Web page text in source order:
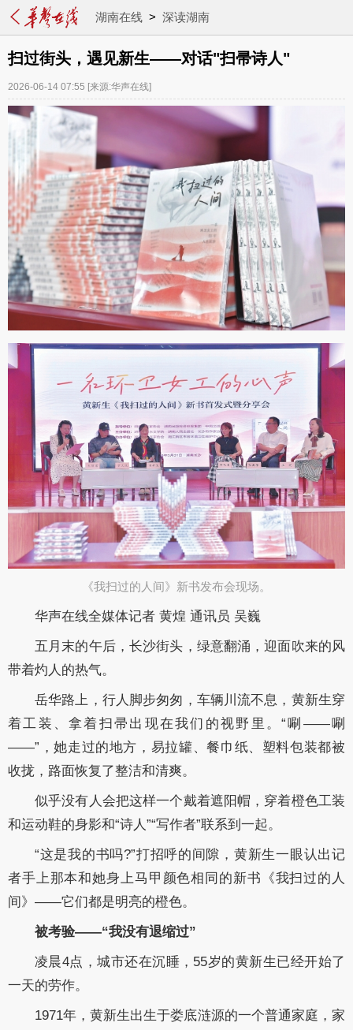
湖南在线> 深读湖南
扫过街头，遇见新生——对话"扫帚诗人"
2026-06-14 07:55 [来源:华声在线]
《我扫过的人间》新书发布会现场。​
华声在线全媒体记者 黄煌 通讯员 吴巍
五月末的午后，长沙街头，绿意翻涌，迎面吹来的风
带着灼人的热气。
岳华路上，行人脚步匆匆，车辆川流不息，黄新生穿
着工装、拿着扫帚出现在我们的视野里。“唰——唰
——”，她走过的地方，易拉罐、餐巾纸、塑料包装都被
收拢，路面恢复了整洁和清爽。
似乎没有人会把这样一个戴着遮阳帽，穿着橙色工装
和运动鞋的身影和“诗人”“写作者”联系到一起。
“这是我的书吗?”打招呼的间隙，黄新生一眼认出记
者手上那本和她身上马甲颜色相同的新书《我扫过的人
间》——它们都是明亮的橙色。
被考验——“我没有退缩过”
凌晨4点，城市还在沉睡，55岁的黄新生已经开始了
一天的劳作。
1971年，黄新生出生于娄底涟源的一个普通家庭，家